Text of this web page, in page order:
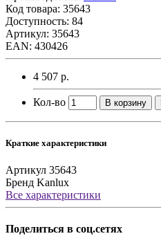
Код товара: 35643
Доступность: 84
Артикул: 35643
EAN: 430426
4 507 р.
Кол-во В корзину
Краткие характеристики
Артикул 35643
Бренд Kanlux
Все характеристики
Поделиться в соц.сетях